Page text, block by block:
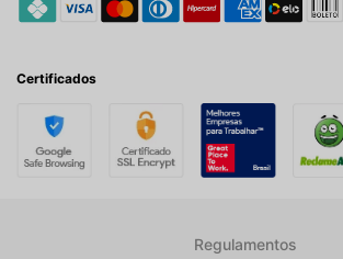
Certificados
Regulamentos